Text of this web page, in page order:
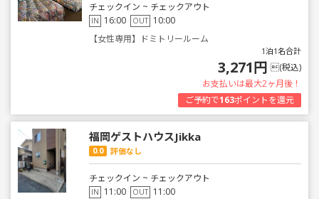
チェックイン ~ チェックアウト
IN 16:00 OUT 10:00
【女性専用】ドミトリールーム
1泊1名合計
3,271円 (税込)
お支払いは最大2ヶ月後！
ご予約で163ポイントを還元
福岡ゲストハウスJikka
0.0 評価なし
チェックイン ~ チェックアウト
IN 11:00 OUT 11:00